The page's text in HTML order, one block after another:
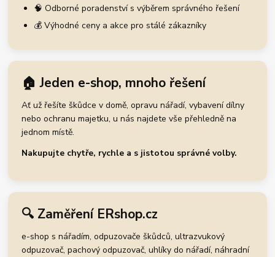
🧠 Odborné poradenství s výběrem správného řešení
💰 Výhodné ceny a akce pro stálé zákazníky
🏠 Jeden e-shop, mnoho řešení
Ať už řešíte škůdce v domě, opravu nářadí, vybavení dílny
nebo ochranu majetku, u nás najdete vše přehledně na
jednom místě.
Nakupujte chytře, rychle a s jistotou správné volby.
🔍 Zaměření ERshop.cz
e-shop s nářadím, odpuzovače škůdců, ultrazvukový
odpuzovač, pachový odpuzovač, uhlíky do nářadí, náhradní